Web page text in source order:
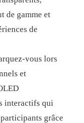
de gamme et
de
vous lors
et
interactifs qui
grâce